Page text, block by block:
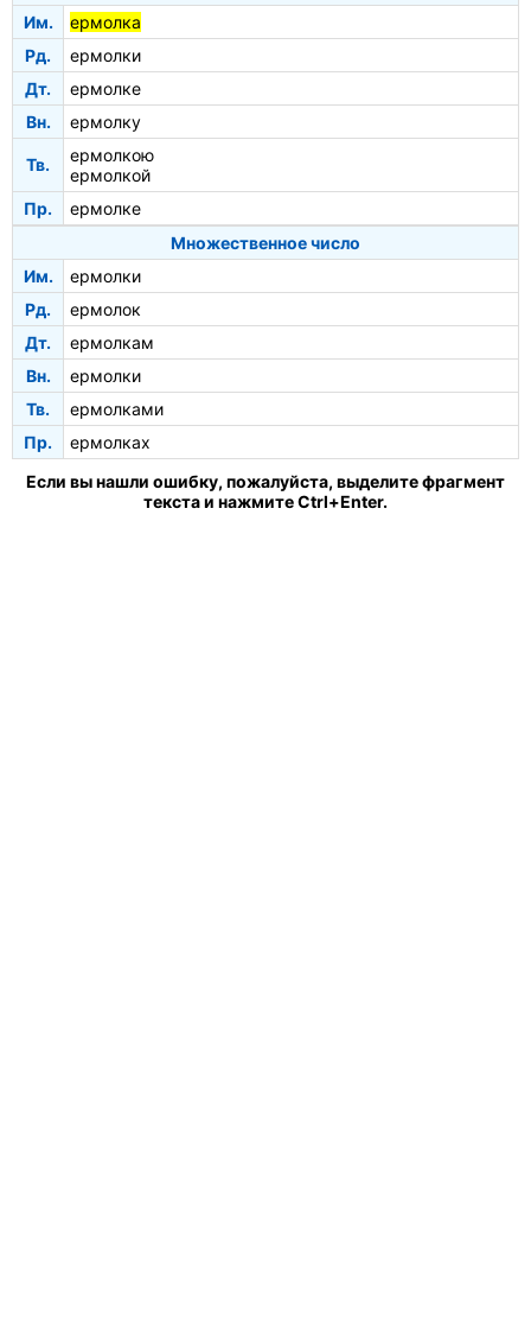
Им.
ермолка
Рд.
ермолки
Дт.
ермолке
Вн.
ермолку
Тв.
ермолкою
ермолкой
Пр.
ермолке
Множественное число
Им.
ермолки
Рд.
ермолок
Дт.
ермолкам
Вн.
ермолки
Тв.
ермолками
Пр.
ермолках
Если вы нашли ошибку, пожалуйста, выделите фрагмент
текста и нажмите Ctrl+Enter.